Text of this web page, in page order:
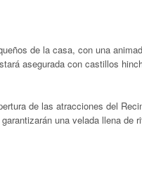
de la casa, con una
asegurada con castillos
de las atracciones del
una velada llena de